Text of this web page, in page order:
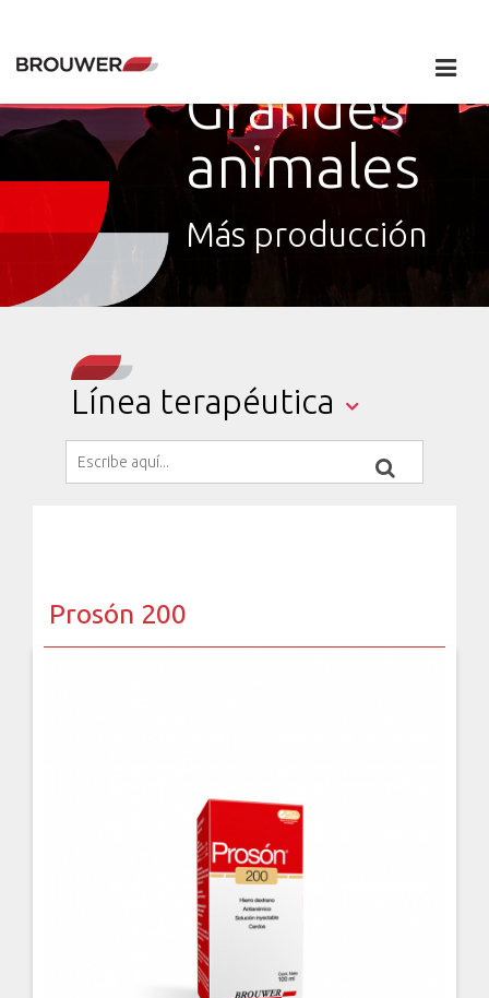
Grandes
animales
Más producción
Línea terapéutica
Prosón 200